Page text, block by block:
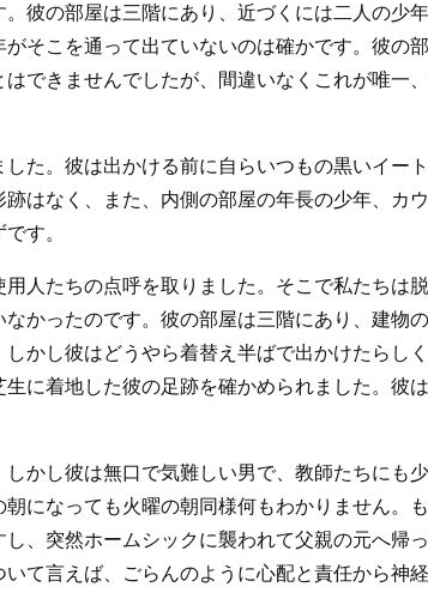
の部屋は三階にあり、近づくには二人の少
そこを通って出ていないのは確かです。彼の
できませんでしたが、間違いなくこれが唯一
た。彼は出かける前に自らいつもの黒いイー
はなく、また、内側の部屋の年長の少年、カ
す。
人たちの点呼を取りました。そこで私たちは
かったのです。彼の部屋は三階にあり、建物
かし彼はどうやら着替え半ばで出かけたらし
に着地した彼の足跡を確かめられました。彼
かし彼は無口で気難しい男で、教師たちにも
になっても火曜の朝同様何もわかりません。
、突然ホームシックに襲われて父親の元へ帰
て言えば、ごらんのように心配と責任から神